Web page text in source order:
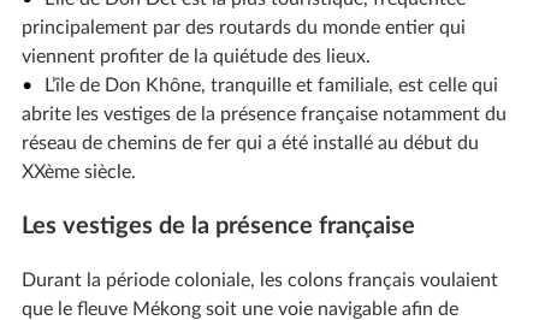
principalement par des routards du monde entier qui
viennent profiter de la quiétude des lieux.
L’île de Don Khône, tranquille et familiale, est celle qui
abrite les vestiges de la présence française notamment du
réseau de chemins de fer qui a été installé au début du
XXème siècle.
Les vestiges de la présence française
Durant la période coloniale, les colons français voulaient
que le fleuve Mékong soit une voie navigable afin de